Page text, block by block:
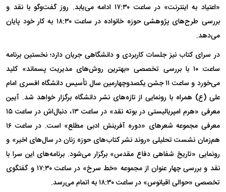
«اعتیاد به اینترنت» در ساعت ۱۷:۳۰ ادامه می‌یابد. روز گفت‌و‌گو با نقد و
بررسی طرح‌های پژوهشی حوزه خانواده در ساعت ۱۸:۳۰ به کار خود پایان
می‌دهد.
در سرای کتاب نیز جلسات کاربردی و دانشگاهی جریان دارد؛ نخستین برنامه
ساعت ۱۰ با بررسی تخصصی «بهترین روش‌های مدیریت پسماند» کلید
می‌خورد و ساعت ۱۱ جشن یکصدوچهارمین سال تأسیس دانشگاه افسری امام
علی (ع) همراه با رونمایی از تازه‌های نشر دانشگاه برگزار خواهد شد. آیین
معرفی «هرم امپریالیستی در بوته نقد» در ساعت ۱۳، دنبال‌اش در ساعت ۱۵
معرفی مجموعه شعر‌های «دوره آفرینش ادبی مطلع» است. در ساعت ۱۶
هم‌زمان نشست تحلیلی «روند نشر کتاب‌های حوزه زنان در سال‌های اخیر» و
رونمایی «تاریخ شفاهی دفاع مقدس» برگزار می‌شود. برنامه‌های این سرا با
نقد و بررسی چهار عنوان از مجموعه «خط سرخ» در ساعت ۱۷:۳۰ و گفتگوی
تخصصی «حوالی اقیانوس» در ساعت ۱۸:۳۰ به اتمام می‌رسد.